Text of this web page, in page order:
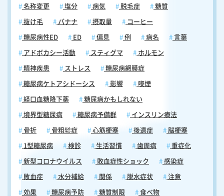
名称変更 塩分 病気 脱毛症 糖質
抜け毛 バナナ 摂取量 コーヒー
糖尿病性ED ED 偏見 例 病名 言葉
アドボカシー活動 スティグマ ホルモン
精神疾患 ストレス 糖尿病網膜症
糖尿病ケトアシドーシス 影響 喫煙
経口血糖降下薬 糖尿病かもしれない
境界型糖尿病 糖尿病予備群 インスリン療法
骨折 骨粗鬆症 心筋梗塞 後遺症 脳梗塞
1型糖尿病 検診 生活習慣 歯周病 重症化
新型コロナウイルス 敗血症性ショック 感染症
敗血症 水分補給 関係 脱水症状 注意
効果 糖尿病予防 糖質制限 食べ物